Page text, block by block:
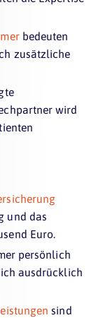
bedeuten
zusätzliche
wird
und das
Euro.
persönlich
ausdrücklich
sind